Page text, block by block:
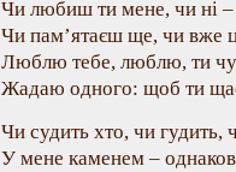
Чи любиш ти мене, чи ні
Чи пам’ятаєш ще, чи вже
Люблю тебе, люблю, ти
Жадаю одного: щоб ти
Чи судить хто, чи гудить,
У мене каменем –